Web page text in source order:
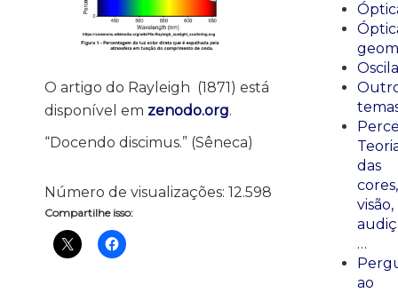
O artigo do Rayleigh (1871) está
disponível em zenodo.org.
“Docendo discimus.” (Sêneca)
Número de visualizações: 12.598
Compartilhe isso:
das
cores,
visão,
…
ao